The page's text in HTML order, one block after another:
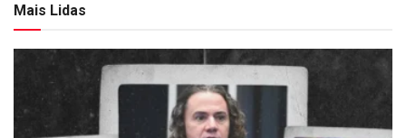
Mais Lidas